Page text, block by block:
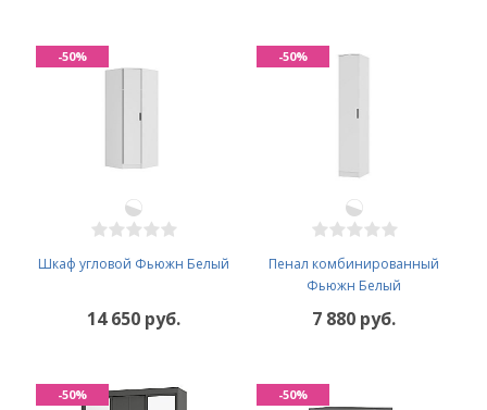
Шкаф угловой Фьюжн Белый
14 650 руб.
-50%
Пенал комбинированный
Фьюжн Белый
7 880 руб.
-50%
-50% -50%